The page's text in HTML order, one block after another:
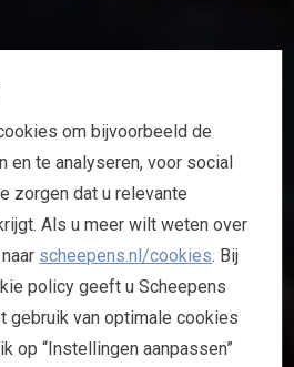
OR
S
LLEN/LIBÉMA
om bijvoorbeeld de
en te analyseren, voor social
zorgen dat u relevante
Als u meer wilt weten over
scheepens.nl/cookies. Bij
policy geeft u Scheepens
gebruik van optimale cookies
op “Instellingen aanpassen”